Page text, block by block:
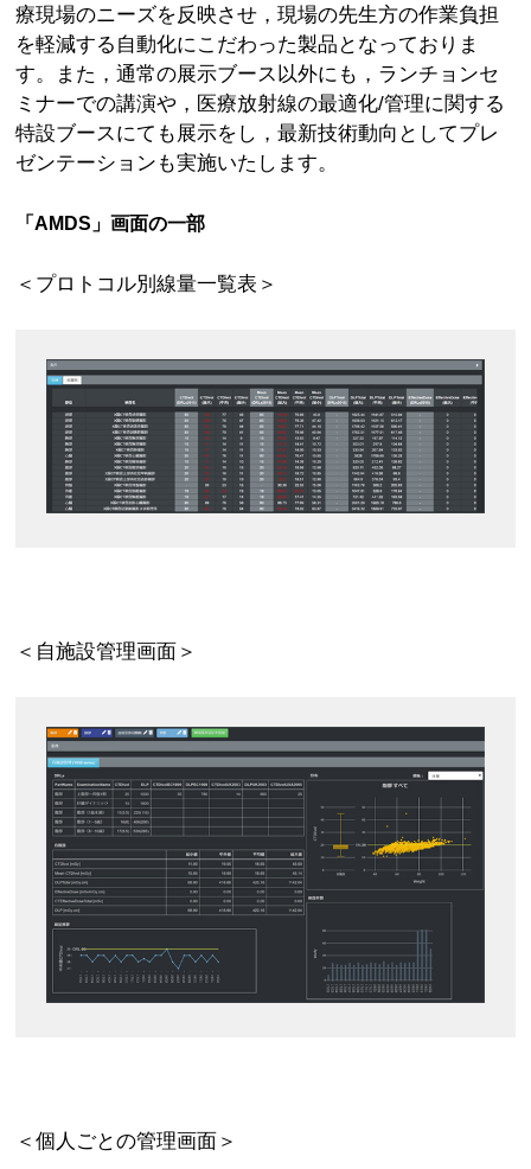
療現場のニーズを反映させ，現場の先生方の作業負担
を軽減する自動化にこだわった製品となっておりま
す。また，通常の展示ブース以外にも，ランチョンセ
ミナーでの講演や，医療放射線の最適化/管理に関する
特設ブースにても展示をし，最新技術動向としてプレ
ゼンテーションも実施いたします。
「AMDS」画面の一部
＜プロトコル別線量一覧表＞
＜自施設管理画面＞
＜個人ごとの管理画面＞